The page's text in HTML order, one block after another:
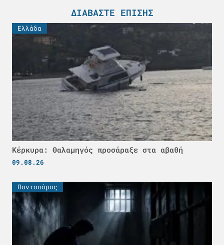
ΔΙΑΒΆΣΤΕ ΕΠΊΣΗΣ
Ελλάδα
Κέρκυρα: Θαλαμηγός προσάραξε στα αβαθή
09.08.26
Ποντοπόρος